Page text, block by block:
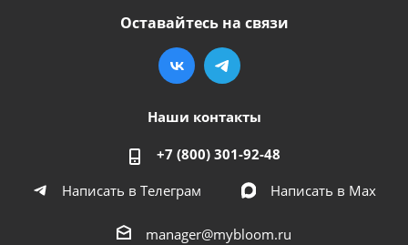
Оставайтесь на связи
Наши контакты
+7 (800) 301-92-48
Написать в Телеграм
Написать в Мах
manager@mybloom.ru